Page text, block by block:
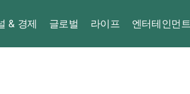
& 경제 글로벌 라이프 엔터테인먼트